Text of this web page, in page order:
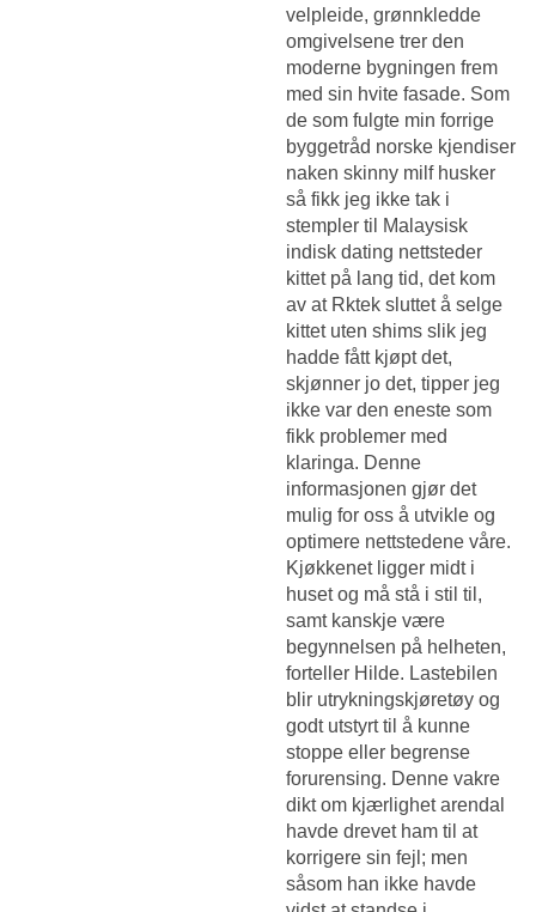
velpleide, grønnkledde
omgivelsene trer den
moderne bygningen frem
med sin hvite fasade. Som
de som fulgte min forrige
byggetråd norske kjendiser
naken skinny milf husker
så fikk jeg ikke tak i
stempler til
Malaysisk
indisk dating nettsteder
kittet på lang tid, det kom
av at Rktek sluttet å selge
kittet uten shims slik jeg
hadde fått kjøpt det,
skjønner jo det, tipper jeg
ikke var den eneste som
fikk problemer med
klaringa. Denne
informasjonen gjør det
mulig for oss å utvikle og
optimere nettstedene våre.
Kjøkkenet ligger midt i
huset og må stå i stil til,
samt kanskje være
begynnelsen på helheten,
forteller Hilde. Lastebilen
blir utrykningskjøretøy og
godt utstyrt til å kunne
stoppe eller begrense
forurensing. Denne vakre
dikt om kjærlighet arendal
havde drevet ham til at
korrigere sin fejl; men
såsom han ikke havde